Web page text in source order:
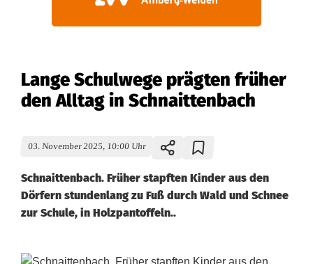
Lange Schulwege prägten früher
den Alltag in Schnaittenbach
03. November 2025, 10:00 Uhr
Schnaittenbach. Früher stapften Kinder aus den
Dörfern stundenlang zu Fuß durch Wald und Schnee
zur Schule, in Holzpantoffeln..